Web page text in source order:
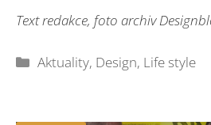
Text redakce, foto archiv
Rubriky
Aktuality, Design, Life style